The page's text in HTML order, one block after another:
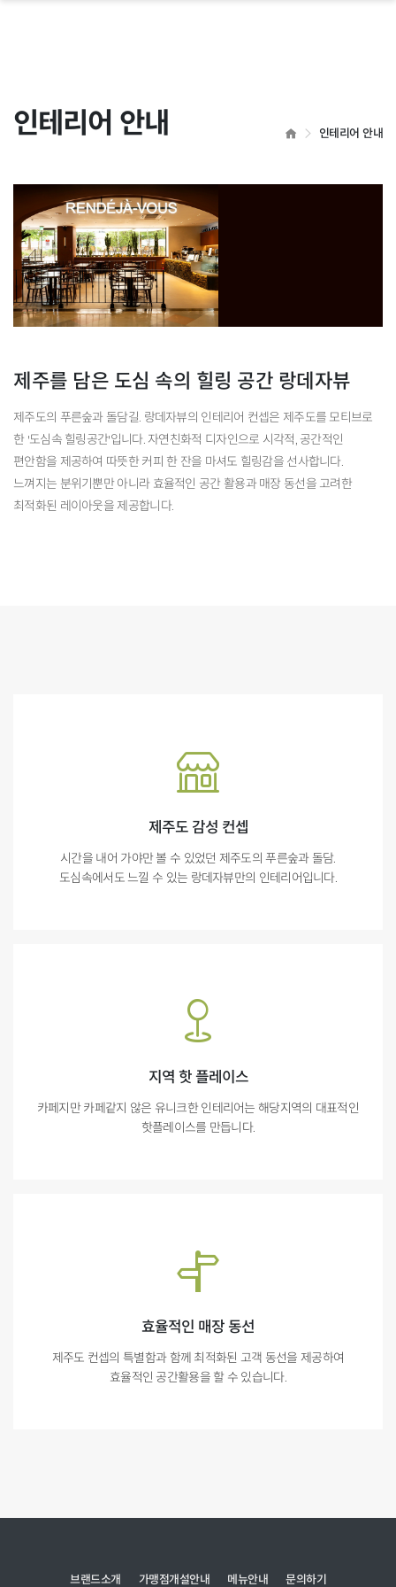
인테리어 안내 HOME인테리어 안내
제주를 담은 도심 속의 힐링 공간 랑데자뷰
제주도의 푸른숲과 돌담길. 랑데자뷰의 인테리어 컨셉은 제주도를 모티브로
한 '도심속 힐링공간'입니다. 자연친화적 디자인으로 시각적, 공간적인
편안함을 제공하여 따뜻한 커피 한 잔을 마셔도 힐링감을 선사합니다.
느껴지는 분위기뿐만 아니라 효율적인 공간 활용과 매장 동선을 고려한
최적화된 레이아웃을 제공합니다.
제주도 감성 컨셉
시간을 내어 가야만 볼 수 있었던 제주도의 푸른숲과 돌담.
도심속에서도 느낄 수 있는 랑데자뷰만의 인테리어입니다.
지역 핫 플레이스
카페지만 카페같지 않은 유니크한 인테리어는 해당지역의 대표적인
핫플레이스를 만듭니다.
효율적인 매장 동선
제주도 컨셉의 특별함과 함께 최적화된 고객 동선을 제공하여
효율적인 공간활용을 할 수 있습니다.
브랜드소개 가맹점개설안내 메뉴안내 문의하기